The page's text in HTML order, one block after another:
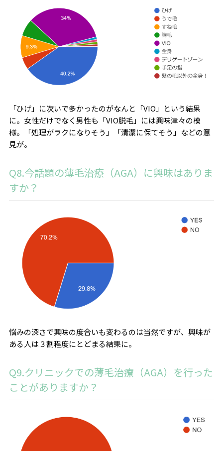
「ひげ」に次いで多かったのがなんと「VIO」という結果
に。女性だけでなく男性も「VIO脱毛」には興味津々の模
様。「処理がラクになりそう」「清潔に保てそう」などの意
見が。
Q8.今話題の薄毛治療（AGA）に興味はありま
すか？
悩みの深さで興味の度合いも変わるのは当然ですが、興味が
ある人は３割程度にとどまる結果に。
Q9.クリニックでの薄毛治療（AGA）を行った
ことがありますか？